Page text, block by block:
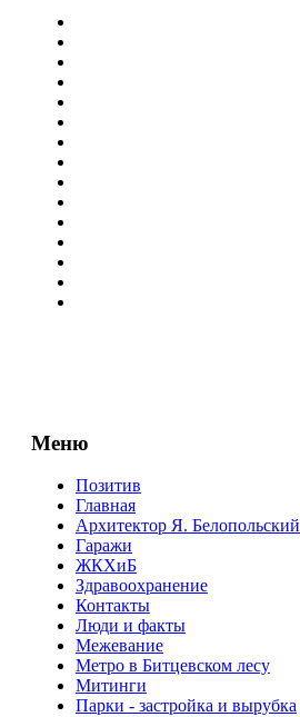
Меню
Позитив
Главная
Архитектор Я. Белопольский
Гаражи
ЖКХиБ
Здравоохранение
Контакты
Люди и факты
Межевание
Метро в Битцевском лесу
Митинги
Парки - застройка и вырубка